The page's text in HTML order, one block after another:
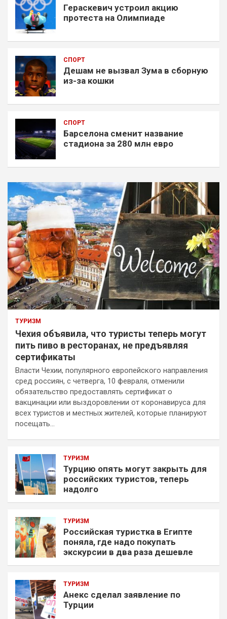
Гераскевич устроил акцию
протеста на Олимпиаде
СПОРТ
Дешам не вызвал Зума в сборную
из-за кошки
СПОРТ
Барселона сменит название
стадиона за 280 млн евро
ТУРИЗМ
Чехия объявила, что туристы теперь могут
пить пиво в ресторанах, не предъявляя
сертификаты
Власти Чехии, популярного европейского направления
сред россиян, с четверга, 10 февраля, отменили
обязательство предоставлять сертификат о
вакцинации или выздоровлении от коронавируса для
всех туристов и местных жителей, которые планируют
посещать…
ТУРИЗМ
Турцию опять могут закрыть для
российских туристов, теперь
надолго
ТУРИЗМ
Российская туристка в Египте
поняла, где надо покупать
экскурсии в два раза дешевле
ТУРИЗМ
Анекс сделал заявление по
Турции